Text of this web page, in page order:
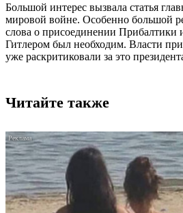
Большой интерес вызвала статья
мировой войне. Особенно большой
слова о присоединении Прибалтики
Гитлером был необходим. Власти
уже раскритиковали за это
Читайте также